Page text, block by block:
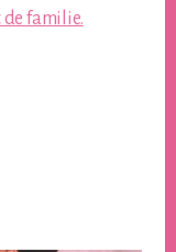
de familie.